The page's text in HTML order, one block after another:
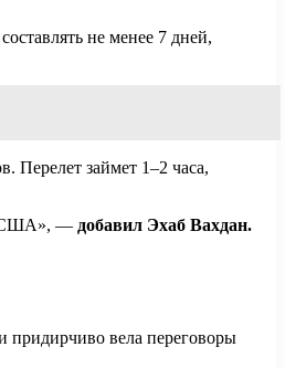
не менее 7 дней,
Перелет займет 1–2 часа,
США», — добавил Эхаб Вахдан.
придирчиво вела переговоры